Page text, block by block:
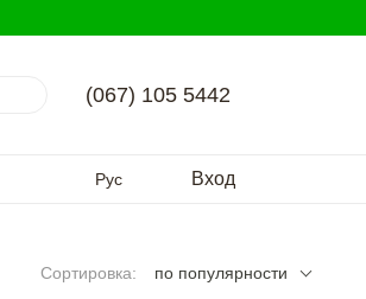
(067) 105 5442
Рус Вход
Сортировка: по популярности